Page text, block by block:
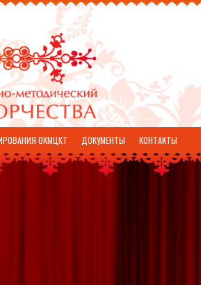
ОКМЦКТ ДОКУМЕНТЫ КОНТАКТЫ